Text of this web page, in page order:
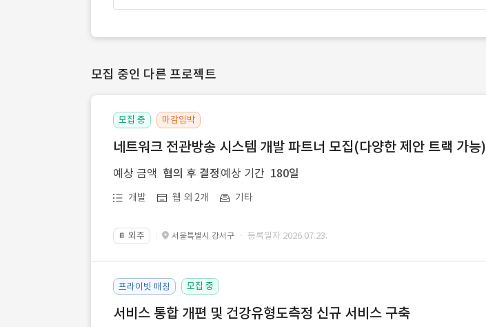
모집 중인 다른 프로젝트
모집 중 마감임박
네트워크 전관방송 시스템 개발 파트너 모집(다양한 제안 트랙 가능)
예상 금액 협의 후 결정 예상 기간 180일
개발 웹 외 2개 기타
📔 외주 서울특별시 강서구 · 등록일자 2026.07.23.
프라이빗 매칭 모집 중
서비스 통합 개편 및 건강유형도측정 신규 서비스 구축